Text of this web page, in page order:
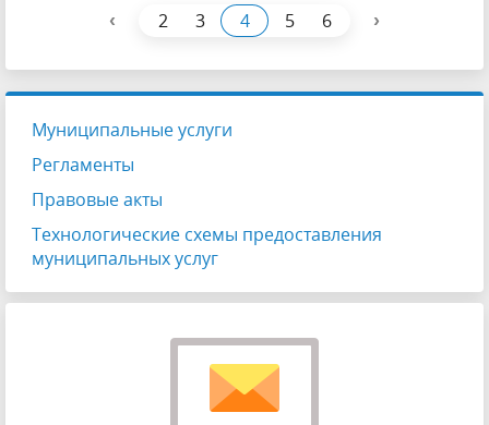
‹ 2 3 4 5 6 ›
Муниципальные услуги
Регламенты
Правовые акты
Технологические схемы предоставления
муниципальных услуг